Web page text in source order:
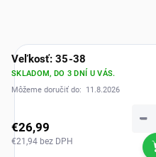
Veľkosť: 35-38
SKLADOM, DO 3 DNÍ U VÁS.
Môžeme doručiť do:
11.8.2026
€26,99
€21,94 bez DPH
−